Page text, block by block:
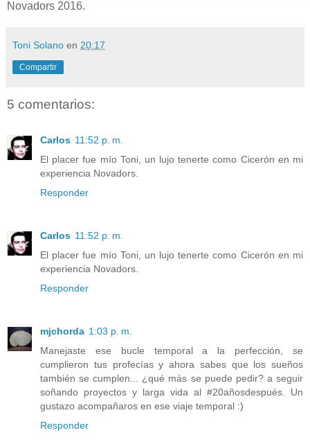
Novadors 2016.
Toni Solano en 20:17
Compartir
5 comentarios:
Carlos 11:52 p. m.
El placer fue mío Toni, un lujo tenerte como Cicerón en mi
experiencia Novadors.
Responder
Carlos 11:52 p. m.
El placer fue mío Toni, un lujo tenerte como Cicerón en mi
experiencia Novadors.
Responder
mjchorda 1:03 p. m.
Manejaste ese bucle temporal a la perfección, se
cumplieron tus profecías y ahora sabes que los sueños
también se cumplen... ¿qué más se puede pedir? a seguir
soñando proyectos y larga vida al #20añosdespués. Un
gustazo acompañaros en ese viaje temporal :)
Responder